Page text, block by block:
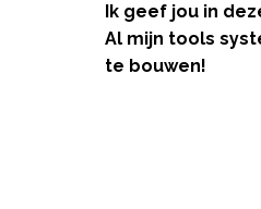
Ik geef jou in
Al mijn tools
te bouwen!